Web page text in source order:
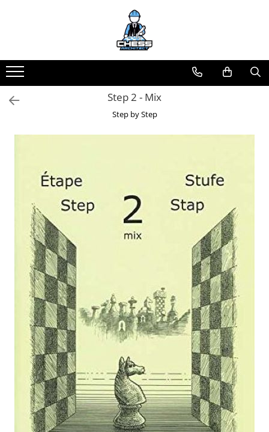
Materiale Șahiste
Accesorii
Accesorii tabla
Biografice
Ceasuri
Tabla De Sah Din Lemn
Cluburi Si Scoli
Colectie De Partide
colectie de partide
Computere de sah
Deschideri
Finaluri
Instruire Generala
Instruire Generala
Lemn De Boxwood
Lemn De Carpen (hornbeam)
Lemn De Sheesham
Piese de sah DGT
Step 2 - Mix
Step by Step